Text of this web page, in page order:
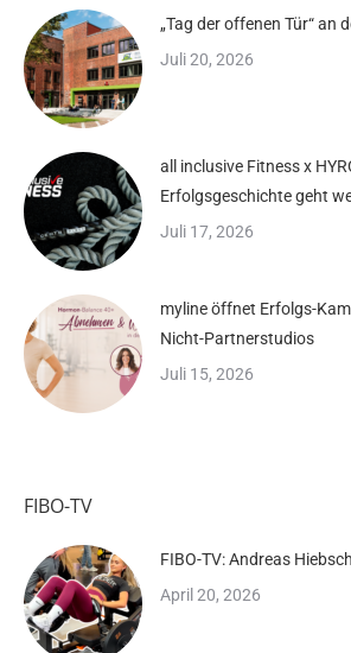
„Tag der offenen Tür“ an
Juli 20, 2026
all inclusive Fitness x
Erfolgsgeschichte geht
Juli 17, 2026
myline öffnet Erfolgs-
Nicht-Partnerstudios
Juli 15, 2026
FIBO-TV
FIBO-TV: Andreas
April 20, 2026